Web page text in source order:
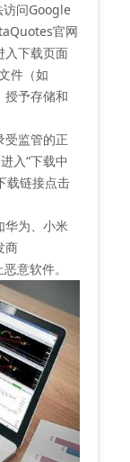
问Google
官网
入下载页面
件（如
予存储和
受监管的正
入“下载中
载链接点击
华为、小米
商
意软件。